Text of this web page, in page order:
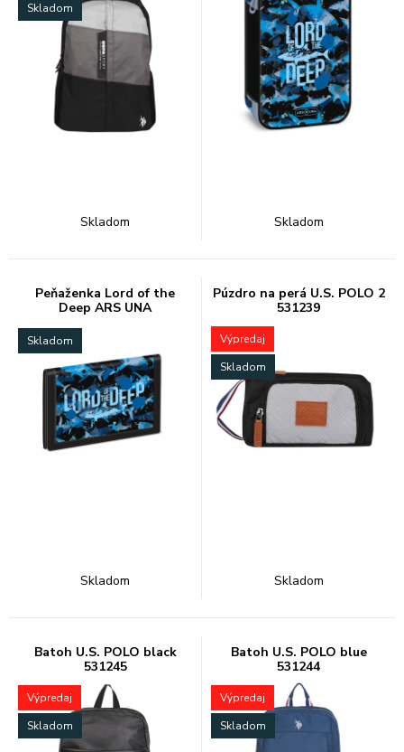
Skladom
Skladom Skladom
Peňaženka Lord of the
Deep ARS UNA
Skladom
Skladom
Púzdro na perá U.S. POLO 2
531239
Výpredaj
Skladom
Skladom
Batoh U.S. POLO black
531245
Výpredaj
Skladom
Batoh U.S. POLO blue
531244
Výpredaj
Skladom